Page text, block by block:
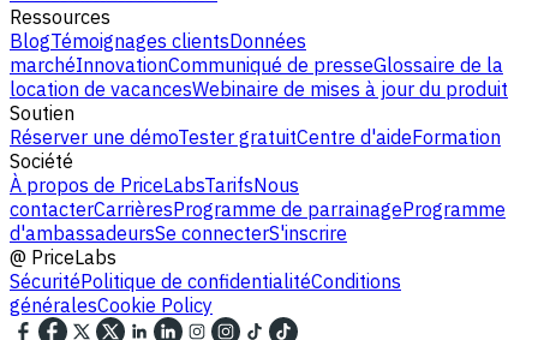
Ressources
BlogTémoignages clientsDonnées
marchéInnovationCommuniqué de presseGlossaire de la
location de vacancesWebinaire de mises à jour du produit
Soutien
Réserver une démoTester gratuitCentre d'aideFormation
Société
À propos de PriceLabsTarifsNous
contacterCarrièresProgramme de parrainageProgramme
d'ambassadeursSe connecterS'inscrire
@ PriceLabs
SécuritéPolitique de confidentialitéConditions
généralesCookie Policy